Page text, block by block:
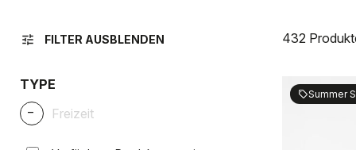
tune FILTER AUSBLENDEN 432
TYPE
_
Freizeit
sellSummer